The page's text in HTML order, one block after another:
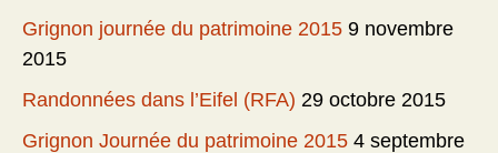
Grignon journée du patrimoine 2015 9 novembre
2015
Randonnées dans l’Eifel (RFA) 29 octobre 2015
Grignon Journée du patrimoine 2015 4 septembre